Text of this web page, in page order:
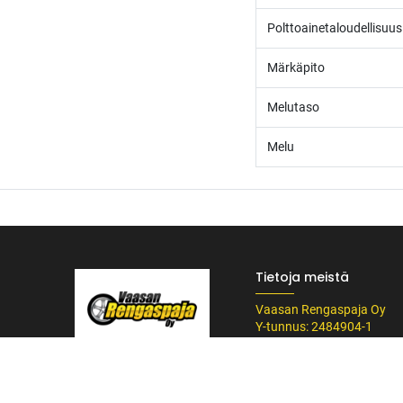
Polttoainetaloudellisuus
Märkäpito
Melutaso
Melu
Tietoja meistä
Vaasan Rengaspaja Oy
Y-tunnus: 2484904-1